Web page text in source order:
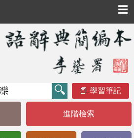
☰
學習筆記
進階檢索